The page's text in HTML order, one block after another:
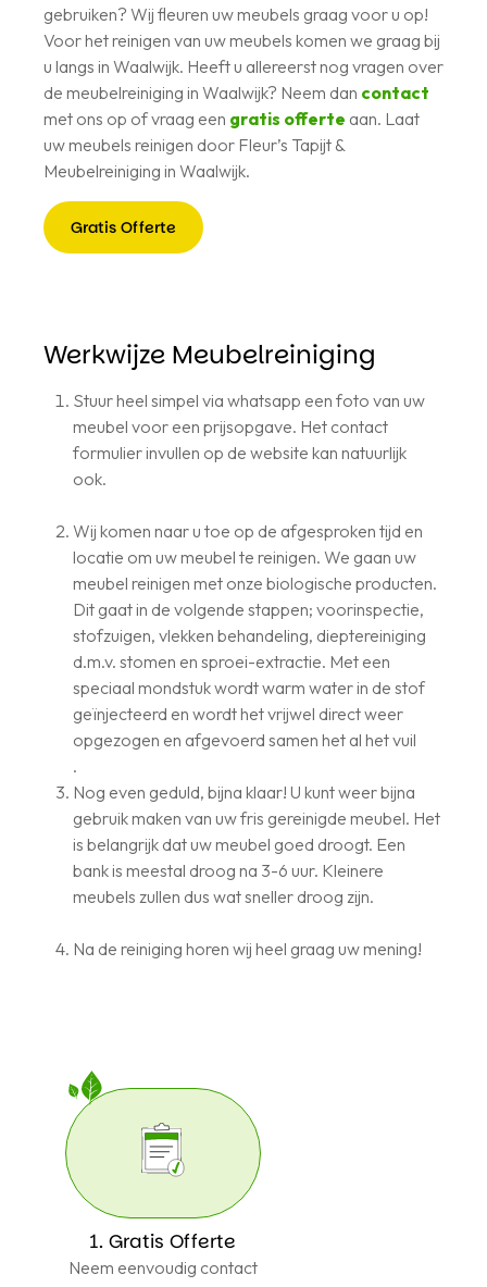
gebruiken? Wij fleuren uw meubels graag voor u op!
Voor het reinigen van uw meubels komen we graag bij
u langs in Waalwijk. Heeft u allereerst nog vragen over
de meubelreiniging in Waalwijk? Neem dan contact
met ons op of vraag een gratis offerte aan. Laat
uw meubels reinigen door Fleur’s Tapijt &
Meubelreiniging in Waalwijk.
Gratis Offerte
Werkwijze Meubelreiniging
Stuur heel simpel via whatsapp een foto van uw
meubel voor een prijsopgave. Het contact
formulier invullen op de website kan natuurlijk
ook.
Wij komen naar u toe op de afgesproken tijd en
locatie om uw meubel te reinigen. We gaan uw
meubel reinigen met onze biologische producten.
Dit gaat in de volgende stappen; voorinspectie,
stofzuigen, vlekken behandeling, dieptereiniging
d.m.v. stomen en sproei-extractie. Met een
speciaal mondstuk wordt warm water in de stof
geïnjecteerd en wordt het vrijwel direct weer
opgezogen en afgevoerd samen het al het vuil
.
Nog even geduld, bijna klaar! U kunt weer bijna
gebruik maken van uw fris gereinigde meubel. Het
is belangrijk dat uw meubel goed droogt. Een
bank is meestal droog na 3-6 uur. Kleinere
meubels zullen dus wat sneller droog zijn.
Na de reiniging horen wij heel graag uw mening!
1. Gratis Offerte
Neem eenvoudig contact